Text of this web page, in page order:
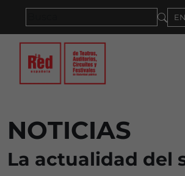
NOTICIAS
La actualidad del